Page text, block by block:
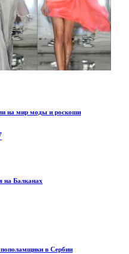
на мир моды и роскоши
на Балканах
пополамщики в Сербии